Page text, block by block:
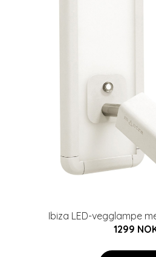
Ibiza LED-vegglampe
1299